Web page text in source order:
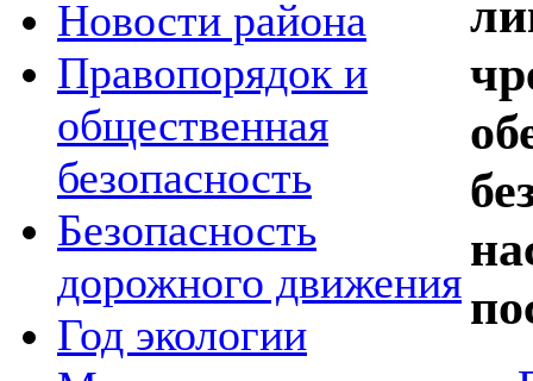
Новости района
Правопорядок и
общественная
безопасность
Безопасность
дорожного движения
Год экологии